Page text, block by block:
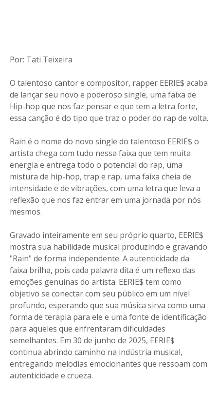
Por: Tati Teixeira
O talentoso cantor e compositor, rapper EERIE$ acaba
de lançar seu novo e poderoso single, uma faixa de
Hip-hop que nos faz pensar e que tem a letra forte,
essa canção é do tipo que traz o poder do rap de volta.
Rain é o nome do novo single do talentoso EERIE$ o
artista chega com tudo nessa faixa que tem muita
energia e entrega todo o potencial do rap, uma
mistura de hip-hop, trap e rap, uma faixa cheia de
intensidade e de vibrações, com uma letra que leva a
reflexão que nos faz entrar em uma jornada por nós
mesmos.
Gravado inteiramente em seu próprio quarto, EERIE$
mostra sua habilidade musical produzindo e gravando
"Rain" de forma independente. A autenticidade da
faixa brilha, pois cada palavra dita é um reflexo das
emoções genuínas do artista. EERIE$ tem como
objetivo se conectar com seu público em um nível
profundo, esperando que sua música sirva como uma
forma de terapia para ele e uma fonte de identificação
para aqueles que enfrentaram dificuldades
semelhantes. Em 30 de junho de 2025, EERIE$
continua abrindo caminho na indústria musical,
entregando melodias emocionantes que ressoam com
autenticidade e crueza.